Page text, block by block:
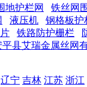
地护栏网
铁丝网围
液压机
钢格板护
铁路防护栅栏
平县艾瑞金属丝网
辽宁 吉林 江苏 浙江